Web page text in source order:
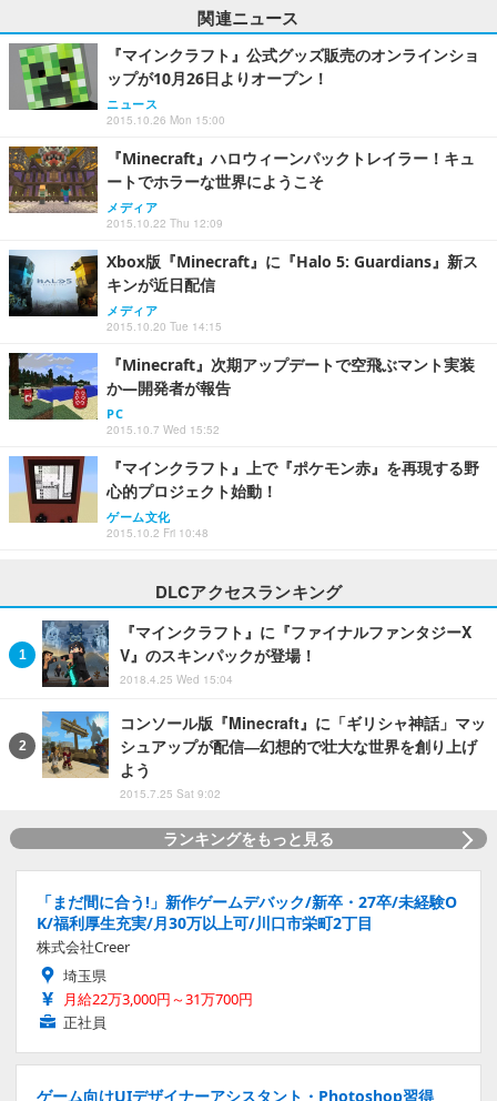
関連ニュース
『マインクラフト』公式グッズ販売のオンラインショ
ップが10月26日よりオープン！
ニュース
2015.10.26 Mon 15:00
『Minecraft』ハロウィーンパックトレイラー！キュ
ートでホラーな世界にようこそ
メディア
2015.10.22 Thu 12:09
Xbox版『Minecraft』に『Halo 5: Guardians』新ス
キンが近日配信
メディア
2015.10.20 Tue 14:15
『Minecraft』次期アップデートで空飛ぶマント実装
か―開発者が報告
PC
2015.10.7 Wed 15:52
『マインクラフト』上で『ポケモン赤』を再現する野
心的プロジェクト始動！
ゲーム文化
2015.10.2 Fri 10:48
DLCアクセスランキング
『マインクラフト』に『ファイナルファンタジーX
V』のスキンパックが登場！
2018.4.25 Wed 15:04
コンソール版『Minecraft』に「ギリシャ神話」マッ
シュアップが配信―幻想的で壮大な世界を創り上げ
よう
2015.7.25 Sat 9:02
ランキングをもっと見る
「まだ間に合う!」新作ゲームデバック/新卒・27卒/未経験O
K/福利厚生充実/月30万以上可/川口市栄町2丁目
株式会社Creer
埼玉県
月給22万3,000円～31万700円
正社員
ゲーム向けUIデザイナーアシスタント・Photoshop習得